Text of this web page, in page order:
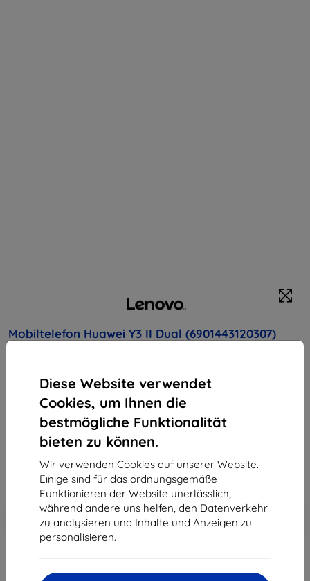
Diese Website verwendet
Cookies, um Ihnen die
bestmögliche Funktionalität
bieten zu können.
Wir verwenden Cookies auf unserer Website.
Einige sind für das ordnungsgemäße
Funktionieren der Website unerlässlich,
während andere uns helfen, den Datenverkehr
zu analysieren und Inhalte und Anzeigen zu
personalisieren.
Mobiltelefon Huawei Y3 II Dual (6901443120307)
Kaufen Sie dieses Gerät und erhalten Sie
Rabatt
auf sämtliches Zubehör dafür!
90,90 €
81,81 €
ohne MWSt68,75 €
-10%
Rabatt mit Gutschein
EXTRA10
In den
Warenkorb
ausverkauft